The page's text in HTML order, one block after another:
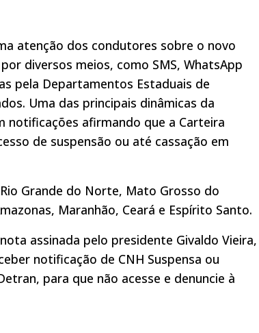
atenção dos condutores sobre o novo
diversos meios, como SMS, WhatsApp
pela Departamentos Estaduais de
Uma das principais dinâmicas da
notificações afirmando que a Carteira
de suspensão ou até cassação em
Grande do Norte, Mato Grosso do
Maranhão, Ceará e Espírito Santo.
assinada pelo presidente Givaldo Vieira,
notificação de CNH Suspensa ou
para que não acesse e denuncie à